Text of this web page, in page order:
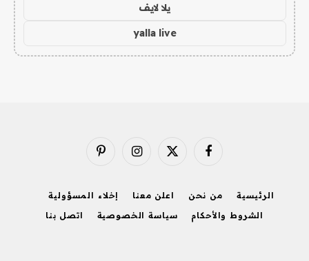
يلا لايف
yalla live
فيسبوك X
الانستغرامبينتيريست
الرئيسية من نحن اعلن معنا
إخلاء المسؤولية
الشروط والأحكام
سياسة الخصوصية اتصل بنا